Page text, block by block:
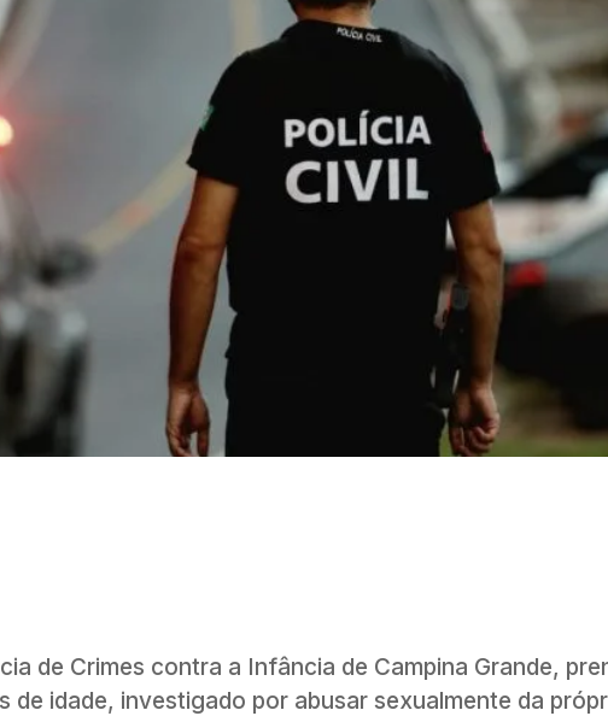
de Crimes contra a Infância de Campina Grande,
de idade, investigado por abusar sexualmente da